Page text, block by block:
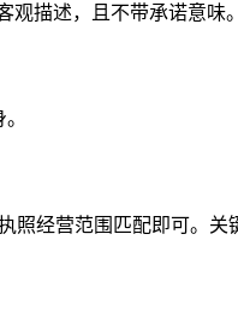
描述，且不带承诺意味。
照经营范围匹配即可。关